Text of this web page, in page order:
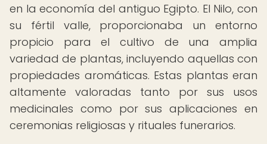
en la economía del antiguo Egipto. El Nilo, con
su fértil valle, proporcionaba un entorno
propicio para el cultivo de una amplia
variedad de plantas, incluyendo aquellas con
propiedades aromáticas. Estas plantas eran
altamente valoradas tanto por sus usos
medicinales como por sus aplicaciones en
ceremonias religiosas y rituales funerarios.